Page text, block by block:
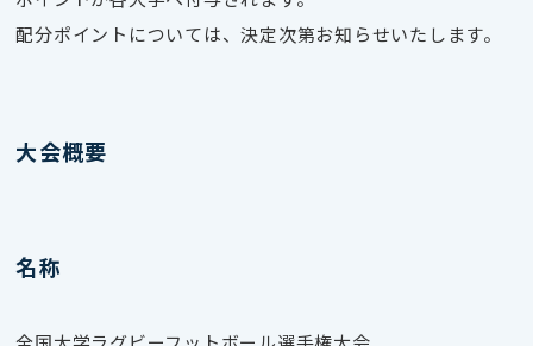
配分ポイントについては、決定次第お知らせいたします。
大会概要
名称